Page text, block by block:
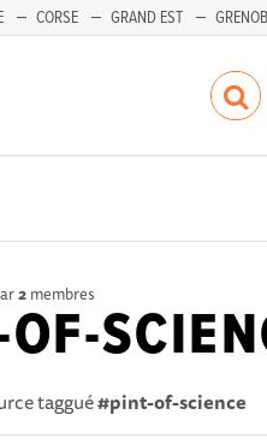
CORSE GRAND EST
2 membres
taggué#pint-of-science